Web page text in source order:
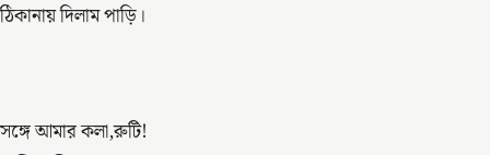
ঠিকানায় দিলাম পাড়ি।
সঙ্গে আমার কলা,রুটি!